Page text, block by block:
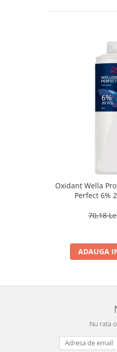
Oxidant Wella
70,18
ADAUGA
Nu rata